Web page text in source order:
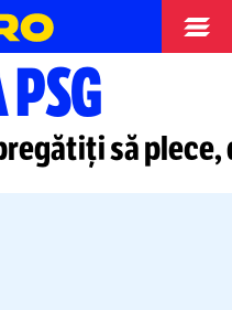
să plece,